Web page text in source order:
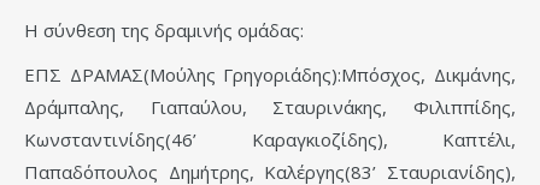
Η σύνθεση της δραμινής ομάδας:
ΕΠΣ ΔΡΑΜΑΣ(Μούλης Γρηγοριάδης):Μπόσχος, Δικμάνης,
Δράμπαλης, Γιαπαύλου, Σταυρινάκης, Φιλιππίδης,
Κωνσταντινίδης(46’ Καραγκιοζίδης), Καπτέλι,
Παπαδόπουλος Δημήτρης, Καλέργης(83’ Σταυριανίδης),